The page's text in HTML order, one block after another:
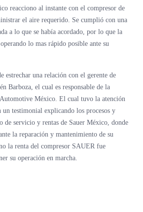
reacciono al instante con el compresor de
el aire requerido. Se cumplió con una
a lo que se había acordado, por lo que la
lo mas rápido posible ante su
estrechar una relación con el gerente de
Barboza, el cual es responsable de la
México. El cual tuvo la atención
un testimonial explicando los procesos y
de servicio y rentas de Sauer México, donde
la reparación y mantenimiento de su
la renta del compresor SAUER fue
su operación en marcha.